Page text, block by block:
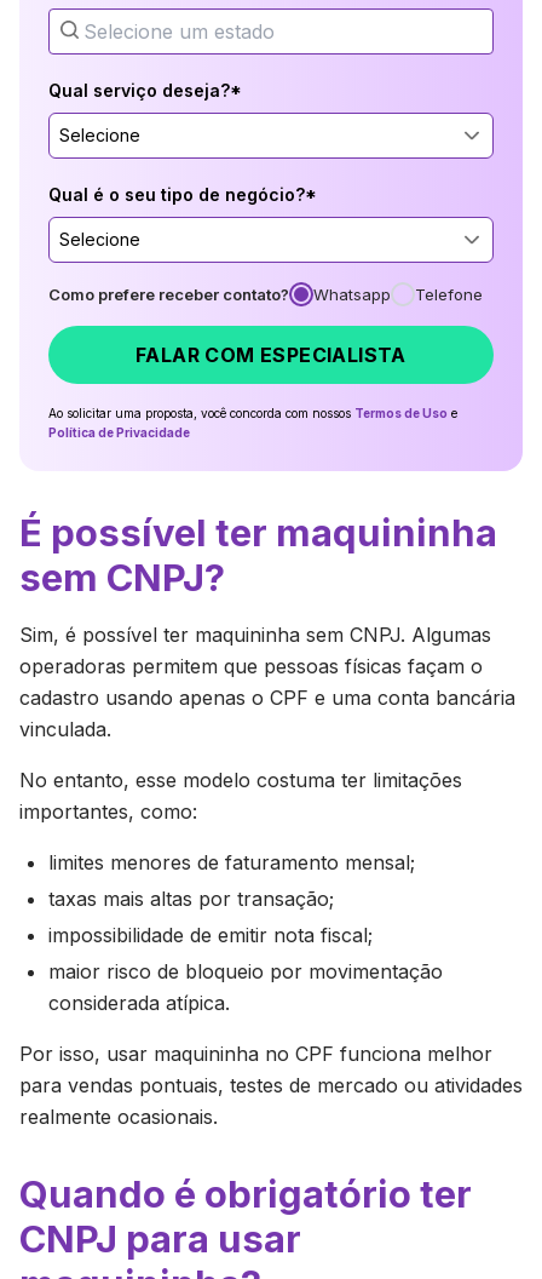
Qual serviço deseja?*
Selecione
Qual é o seu tipo de negócio?*
Selecione
Como prefere receber contato? Whatsapp Telefone
FALAR COM ESPECIALISTA
Ao solicitar uma proposta, você concorda com nossos Termos de Uso e
Política de Privacidade
É possível ter maquininha
sem CNPJ?
Sim, é possível ter maquininha sem CNPJ. Algumas
operadoras permitem que pessoas físicas façam o
cadastro usando apenas o CPF e uma conta bancária
vinculada.
No entanto, esse modelo costuma ter limitações
importantes, como:
limites menores de faturamento mensal;
taxas mais altas por transação;
impossibilidade de emitir nota fiscal;
maior risco de bloqueio por movimentação
considerada atípica.
Por isso, usar maquininha no CPF funciona melhor
para vendas pontuais, testes de mercado ou atividades
realmente ocasionais.
Quando é obrigatório ter
CNPJ para usar